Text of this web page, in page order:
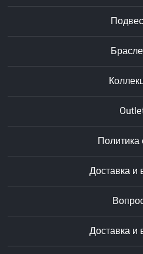
Политика
Доставка и
Доставка и